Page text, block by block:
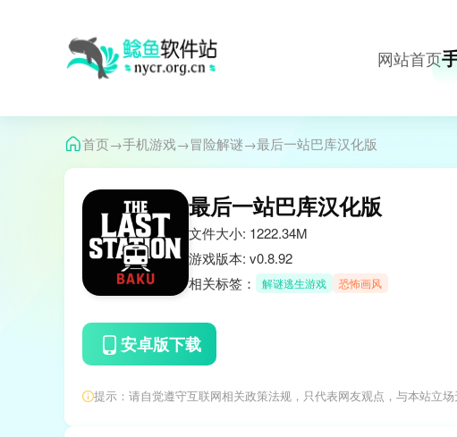
网站首页
首页→手机游戏→冒险解谜→最后一站巴库汉化版
最后一站巴库汉化版
文件大小: 1222.34M
游戏版本: v0.8.92
相关标签：
解谜逃生游戏 恐怖画风
安卓版下载
提示：请自觉遵守互联网相关政策法规，只代表网友观点，与本站立场